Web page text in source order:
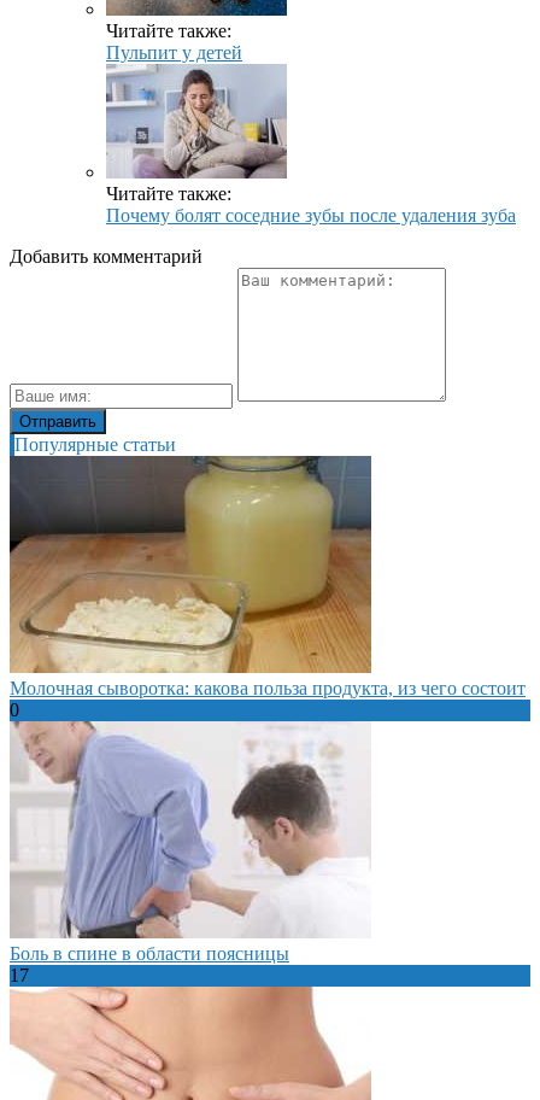
Читайте также:
Пульпит у детей
Читайте также:
Почему болят соседние зубы после удаления зуба
Добавить комментарий
Популярные статьи
Молочная сыворотка: какова польза продукта, из чего состоит
0
Боль в спине в области поясницы
17